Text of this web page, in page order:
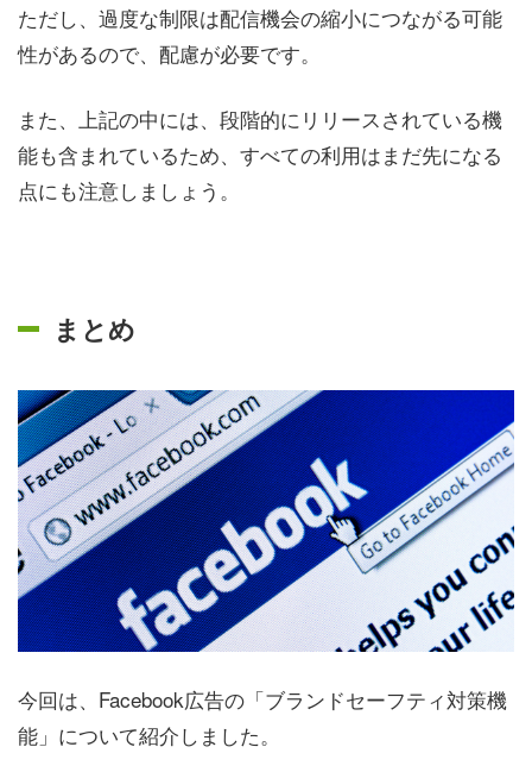
ただし、過度な制限は配信機会の縮小につながる可能
性があるので、配慮が必要です。
また、上記の中には、段階的にリリースされている機
能も含まれているため、すべての利用はまだ先になる
点にも注意しましょう。
まとめ
今回は、Facebook広告の「ブランドセーフティ対策機
能」について紹介しました。